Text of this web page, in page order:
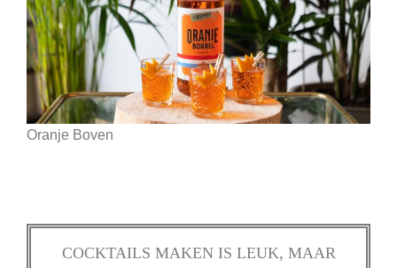
Oranje Boven
COCKTAILS MAKEN IS LEUK, MAAR